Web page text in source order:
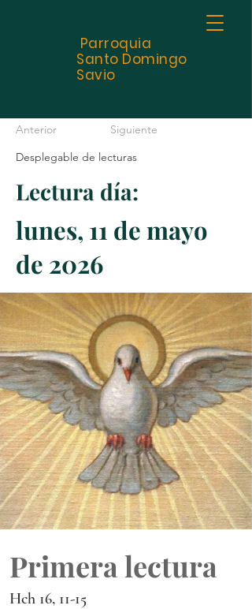
Parroquia
Santo Domingo
Savio
Anterior
Siguiente
Desplegable de lecturas
Lectura día:
lunes, 11 de mayo
de 2026
Primera lectura
Hch 16, 11-15